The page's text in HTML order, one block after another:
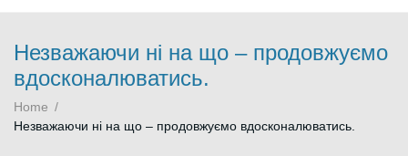
Незважаючи ні на що – продовжуємо
вдосконалюватись.
Home /
Незважаючи ні на що – продовжуємо вдосконалюватись.